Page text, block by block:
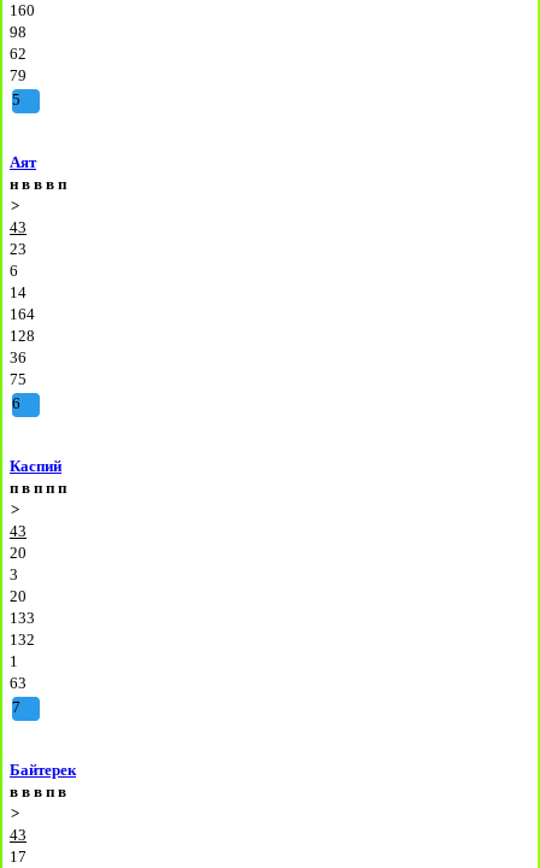
160
98
62
79
5
Аят
н в в в п
>
43
23
6
14
164
128
36
75
6
Каспий
п в п п п
>
43
20
3
20
133
132
1
63
7
Байтерек
в в в п в
>
43
17